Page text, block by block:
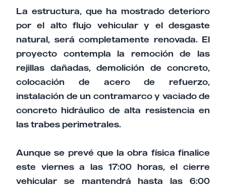
La estructura, que ha mostrado deterioro
por el alto flujo vehicular y el desgaste
natural, será completamente renovada. El
proyecto contempla la remoción de las
rejillas dañadas, demolición de concreto,
colocación de acero de refuerzo,
instalación de un contramarco y vaciado de
concreto hidráulico de alta resistencia en
las trabes perimetrales.
Aunque se prevé que la obra física finalice
este viernes a las 17:00 horas, el cierre
vehicular se mantendrá hasta las 6:00